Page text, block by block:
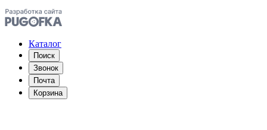
Каталог
Поиск
Звонок
Почта
Корзина